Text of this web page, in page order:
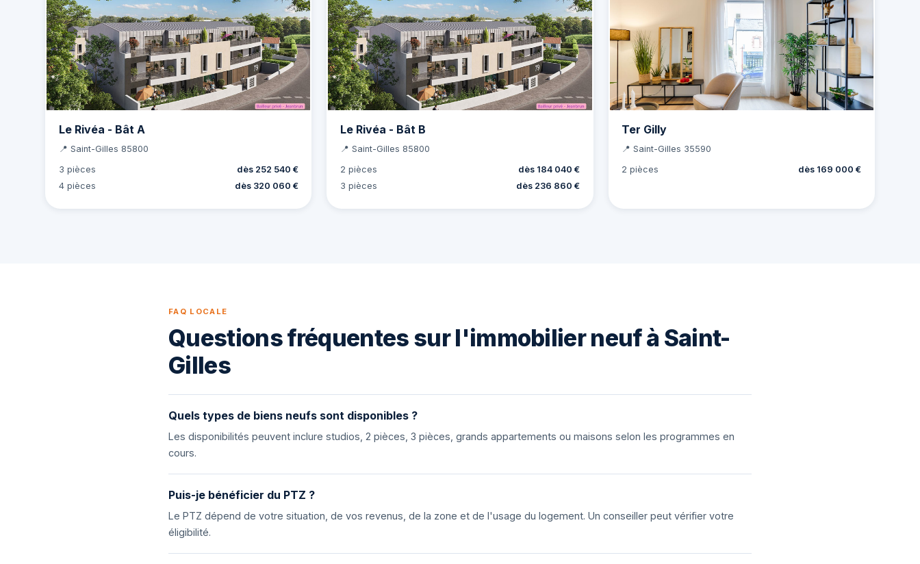
Le Rivéa - Bât A
📍 Saint-Gilles 85800
3 pièces
dès 252 540 €
4 pièces
dès 320 060 €
Le Rivéa - Bât B
📍 Saint-Gilles 85800
2 pièces
dès 184 040 €
3 pièces
dès 236 860 €
Ter Gilly
📍 Saint-Gilles 35590
2 pièces
dès 169 000 €
FAQ LOCALE
Questions fréquentes sur l'immobilier neuf à Saint-
Gilles
Quels types de biens neufs sont disponibles ?
Les disponibilités peuvent inclure studios, 2 pièces, 3 pièces, grands appartements ou maisons selon les programmes en
cours.
Puis-je bénéficier du PTZ ?
Le PTZ dépend de votre situation, de vos revenus, de la zone et de l'usage du logement. Un conseiller peut vérifier votre
éligibilité.